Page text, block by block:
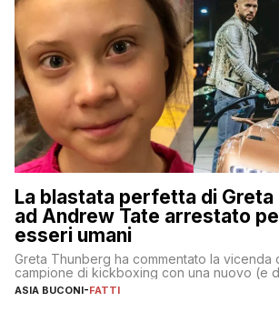
La blastata perfetta di Greta
ad Andrew Tate arrestato
esseri umani
Greta Thunberg ha commentato la vicenda
campione di kickboxing con una nuovo (e
ASIA BUCONI-FATTI